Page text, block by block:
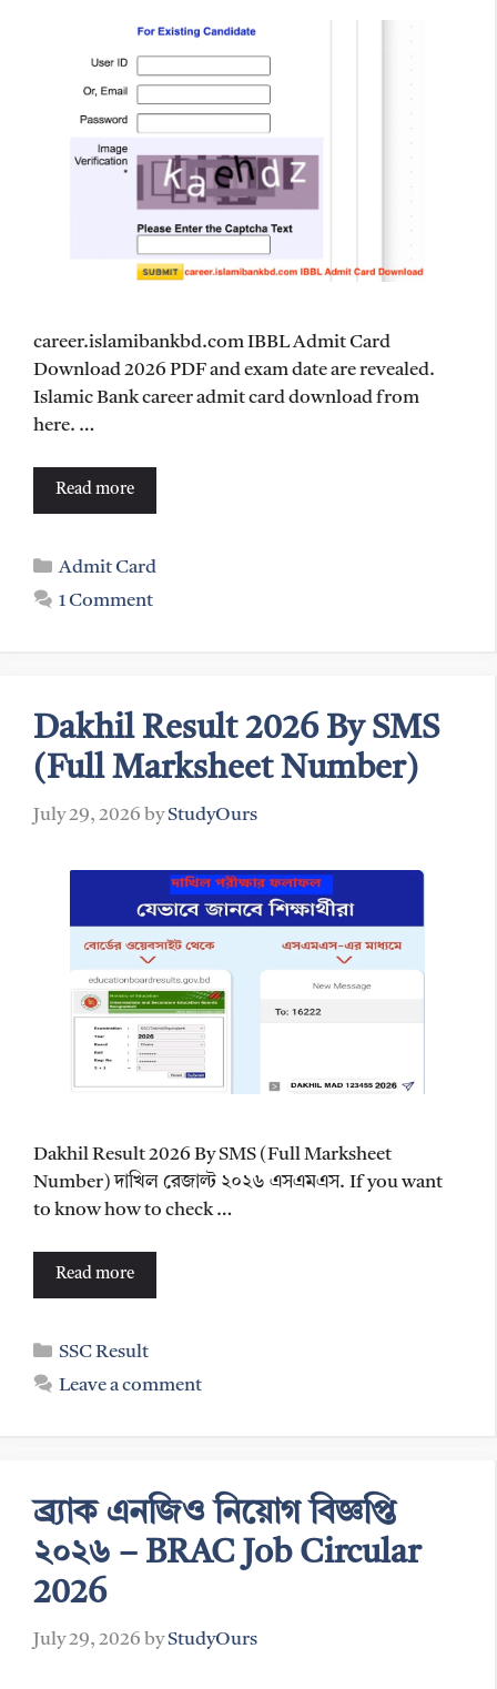
career.islamibankbd.com IBBL Admit Card
Download 2026 PDF and exam date are revealed.
Islamic Bank career admit card download from
here. …
Read more
Categories
Admit Card
1 Comment
Dakhil Result 2026 By SMS
(Full Marksheet Number)
July 29, 2026 byStudyOurs
Dakhil Result 2026 By SMS (Full Marksheet
Number) দাখিল রেজাল্ট ২০২৬ এসএমএস. If you want
to know how to check …
Read more
Categories
SSC Result
Leave a comment
ব্র্যাক এনজিও নিয়োগ বিজ্ঞপ্তি
২০২৬ – BRAC Job Circular
2026
July 29, 2026 byStudyOurs